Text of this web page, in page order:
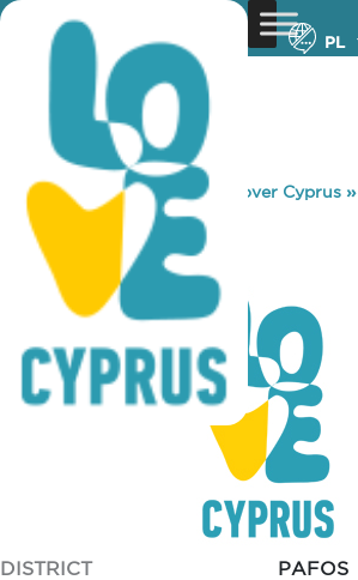
PL
You are here: Home »Discover Cyprus »
CAMBANA CAFE
CAMBANA CAFE
DISTRICT
PAFOS